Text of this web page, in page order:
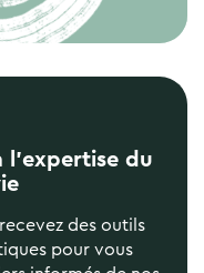
du
des outils
pour vous